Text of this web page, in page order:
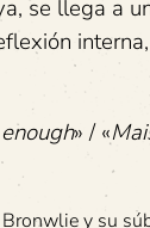
se llega a
» / «
Bronwlie y su